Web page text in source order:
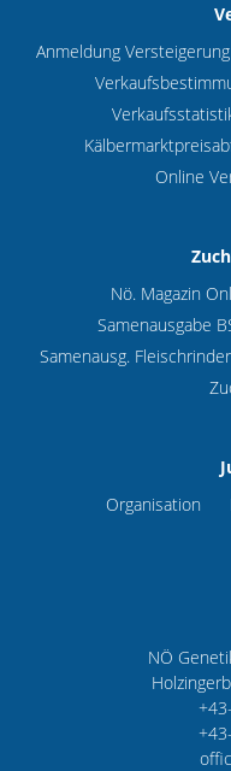
Anmeldung
Online
Nö. Magazin
Samenausgabe
Samenausg. Fleischrinder
Organisation
NÖ